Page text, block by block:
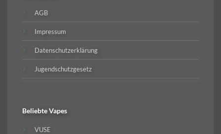
AGB
Impressum
Datenschutzerklärung
Jugendschutzgesetz
BeliebteVapes
VUSE